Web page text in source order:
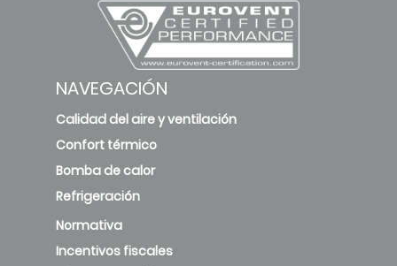
NAVEGACIÓN
Calidad del aire y ventilación
Confort térmico
Bomba de calor
Refrigeración
Normativa
Incentivos fiscales